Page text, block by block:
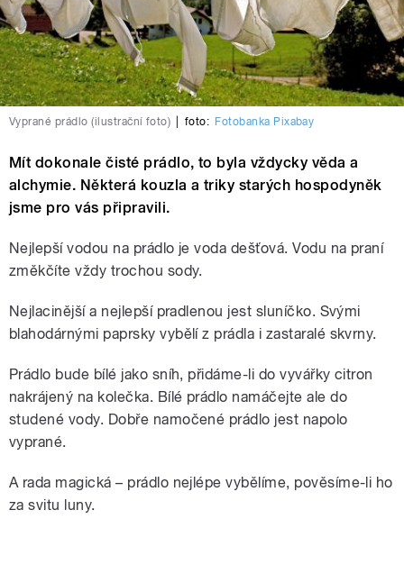
Vyprané prádlo (ilustrační foto) foto: Fotobanka Pixabay
Mít dokonale čisté prádlo, to byla vždycky věda a
alchymie. Některá kouzla a triky starých hospodyněk
jsme pro vás připravili.
Nejlepší vodou na prádlo je voda dešťová. Vodu na praní
změkčíte vždy trochou sody.
Nejlacinější a nejlepší pradlenou jest sluníčko. Svými
blahodárnými paprsky vybělí z prádla i zastaralé skvrny.
Prádlo bude bílé jako sníh, přidáme-li do vyvářky citron
nakrájený na kolečka. Bílé prádlo namáčejte ale do
studené vody. Dobře namočené prádlo jest napolo
vyprané.
A rada magická – prádlo nejlépe vybělíme, pověsíme-li ho
za svitu luny.